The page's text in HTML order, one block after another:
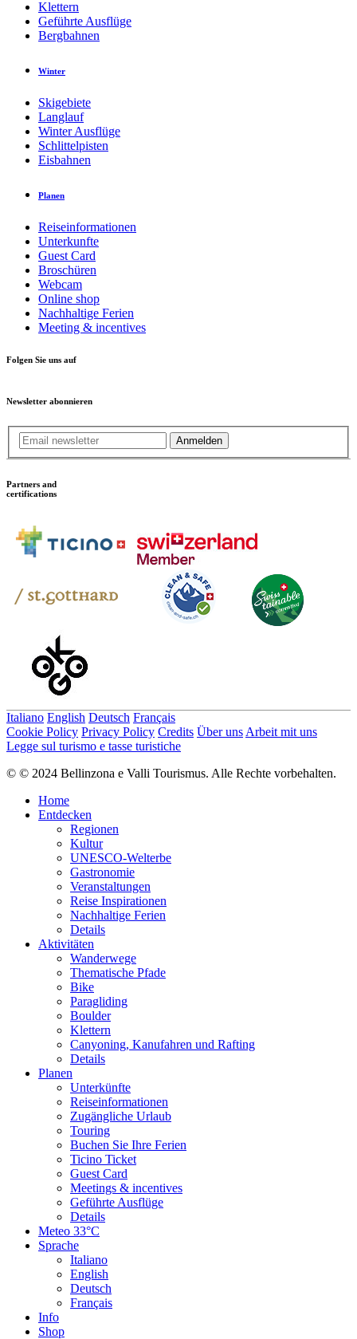
Klettern
Geführte Ausflüge
Bergbahnen
Winter
Skigebiete
Langlauf
Winter Ausflüge
Schlittelpisten
Eisbahnen
Planen
Reiseinformationen
Unterkunfte
Guest Card
Broschüren
Webcam
Online shop
Nachhaltige Ferien
Meeting & incentives
Folgen Sie uns auf
Newsletter abonnieren
Anmelden
Partners and
certifications
Italiano English Deutsch Français
Cookie Policy Privacy Policy Credits Über uns Arbeit mit uns
Legge sul turismo e tasse turistiche
© © 2024 Bellinzona e Valli Tourismus. Alle Rechte vorbehalten.
Home
Entdecken
Regionen
Kultur
UNESCO-Welterbe
Gastronomie
Veranstaltungen
Reise Inspirationen
Nachhaltige Ferien
Details
Aktivitäten
Wanderwege
Thematische Pfade
Bike
Paragliding
Boulder
Klettern
Canyoning, Kanufahren und Rafting
Details
Planen
Unterkünfte
Reiseinformationen
Zugängliche Urlaub
Touring
Buchen Sie Ihre Ferien
Ticino Ticket
Guest Card
Meetings & incentives
Geführte Ausflüge
Details
Meteo 33°C
Sprache
Italiano
English
Deutsch
Français
Info
Shop